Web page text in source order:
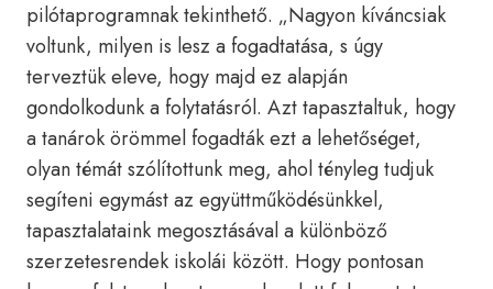
pilótaprogramnak tekinthető. „Nagyon kíváncsiak
voltunk, milyen is lesz a fogadtatása, s úgy
terveztük eleve, hogy majd ez alapján
gondolkodunk a folytatásról. Azt tapasztaltuk, hogy
a tanárok örömmel fogadták ezt a lehetőséget,
olyan témát szólítottunk meg, ahol tényleg tudjuk
segíteni egymást az együttműködésünkkel,
tapasztalataink megosztásával a különböző
szerzetesrendek iskolái között. Hogy pontosan